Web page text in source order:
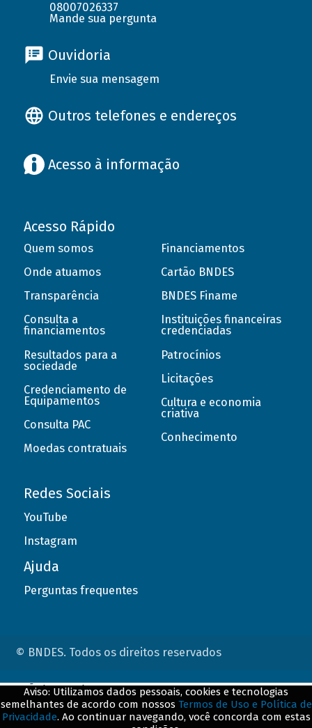
08007026337
Mande sua pergunta
Ouvidoria
Envie sua mensagem
Outros telefones e endereços
Acesso à informação
Acesso Rápido
Quem somos
Onde atuamos
Transparência
Consulta a
financiamentos
Resultados para a
sociedade
Credenciamento de
Equipamentos
Consulta PAC
Moedas contratuais
Financiamentos
Cartão BNDES
BNDES Finame
Instituições financeiras
credenciadas
Patrocínios
Licitações
Cultura e economia
criativa
Conhecimento
Redes Sociais
YouTube
Instagram
Ajuda
Perguntas frequentes
© BNDES. Todos os direitos reservados
Aviso: Utilizamos dados pessoais, cookies e tecnologias
semelhantes de acordo com nossos Termos de Uso e Política de
Privacidade. Ao continuar navegando, você concorda com estas
ConteÃºdo complementar
${title}${badge}